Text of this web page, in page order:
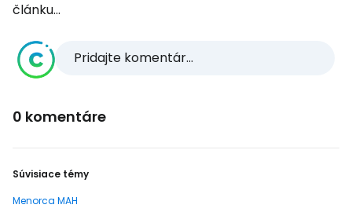
článku...
Pridajte komentár...
0 komentáre
Súvisiace témy
Menorca MAH